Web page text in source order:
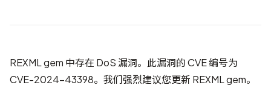
REXML gem 中存在 DoS 漏洞。此漏洞的 CVE 编号为
CVE-2024-43398。我们强烈建议您更新 REXML gem。